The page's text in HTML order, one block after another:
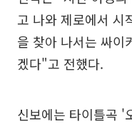
고 나와 제로에서 시
을 찾아 나서는 싸이
겠다"고 전했다.
신보에는 타이틀곡 '